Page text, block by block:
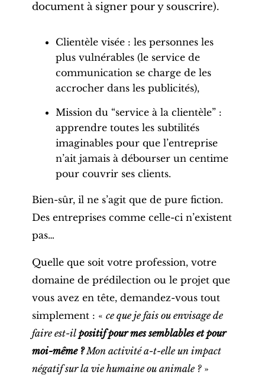
document à signer pour y souscrire).
Clientèle visée : les personnes les
plus vulnérables (le service de
communication se charge de les
accrocher dans les publicités),
Mission du “service à la clientèle” :
apprendre toutes les subtilités
imaginables pour que l’entreprise
n’ait jamais à débourser un centime
pour couvrir ses clients.
Bien-sûr, il ne s’agit que de pure fiction.
Des entreprises comme celle-ci n’existent
pas…
Quelle que soit votre profession, votre
domaine de prédilection ou le projet que
vous avez en tête, demandez-vous tout
simplement : « ce que je fais ou envisage de
faire est-ilpositif pour mes semblables et pour
moi-même ?Mon activité a-t-elle un impact
négatif sur la vie humaine ou animale ?»